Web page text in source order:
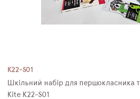
K22-S01
Шкільний набір для першокласника
Kite K22-S01